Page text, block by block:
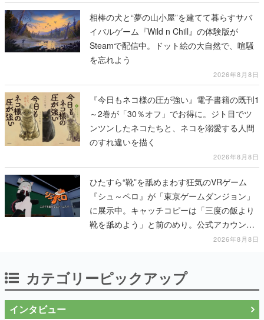
相棒の犬と“夢の山小屋”を建てて暮らすサバ
イバルゲーム『Wild n Chill』の体験版が
Steamで配信中。ドット絵の大自然で、喧騒
を忘れよう
2026年8月8日
『今日もネコ様の圧が強い』電子書籍の既刊1
～2巻が「30％オフ」でお得に。ジト目でツ
ンツンしたネコたちと、ネコを溺愛する人間
のすれ違いを描く
2026年8月8日
ひたすら“靴”を舐めまわす狂気のVRゲーム
『シュ～ペロ』が「東京ゲームダンジョン」
に展示中。キャッチコピーは「三度の飯より
靴を舐めよう」と前のめり。公式アカウント
も開設され、2026年リリースに向けて開発中
2026年8月8日
カテゴリーピックアップ
インタビュー